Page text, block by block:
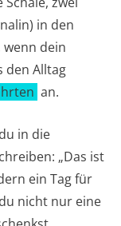
in den
dein
den Alltag
an.
in die
„Das ist
ein Tag für
nicht nur eine